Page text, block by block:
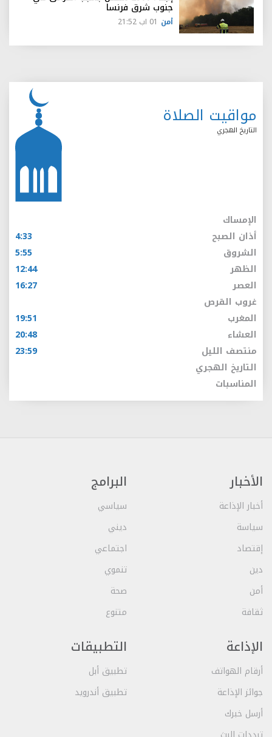
جنوب شرق فرنسا
أمن 01 اب 21:52
مواقيت الصلاة
التاريخ الهجري
الإمساك
أذان الصبح
4:33
الشروق
5:55
الظهر
12:44
العصر
16:27
غروب القرص
المغرب
19:51
العشاء
20:48
منتصف الليل
23:59
التاريخ الهجري
المناسبات
الأخبار
أخبار الإذاعة
سياسة
إقتصاد
دين
أمن
ثقافة
البرامج
سياسي
ديني
اجتماعي
تنموي
صحة
متنوع
الإذاعة
أرقام الهواتف
جوائز الإذاعة
أرسل خبرك
التطبيقات
تطبيق أبل
تطبيق أندرويد